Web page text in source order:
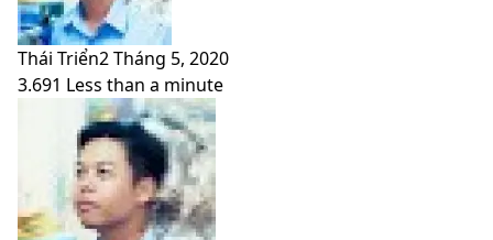
Thái Triển2 Tháng 5, 2020
3.691 Less than a minute
Facebook
LinkedIn
Pinterest
Messenger
Messenger
WhatsApp
Telegram
Facebook
LinkedIn
Pinterest
Messenger
Messenger
WhatsApp
Telegram